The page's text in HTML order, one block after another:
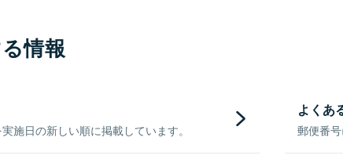
情報
施日の新しい順に掲載しています。
よくあ
郵便番